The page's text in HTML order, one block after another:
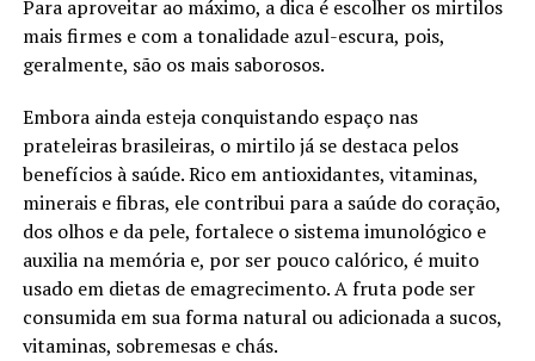
Para aproveitar ao máximo, a dica é escolher os mirtilos
mais firmes e com a tonalidade azul-escura, pois,
geralmente, são os mais saborosos.
Embora ainda esteja conquistando espaço nas
prateleiras brasileiras, o mirtilo já se destaca pelos
benefícios à saúde. Rico em antioxidantes, vitaminas,
minerais e fibras, ele contribui para a saúde do coração,
dos olhos e da pele, fortalece o sistema imunológico e
auxilia na memória e, por ser pouco calórico, é muito
usado em dietas de emagrecimento. A fruta pode ser
consumida em sua forma natural ou adicionada a sucos,
vitaminas, sobremesas e chás.